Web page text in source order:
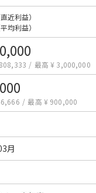
直近利益）
平均利益）
/ 最高 ¥ 3,000,000
/ 最高 ¥ 900,000
月